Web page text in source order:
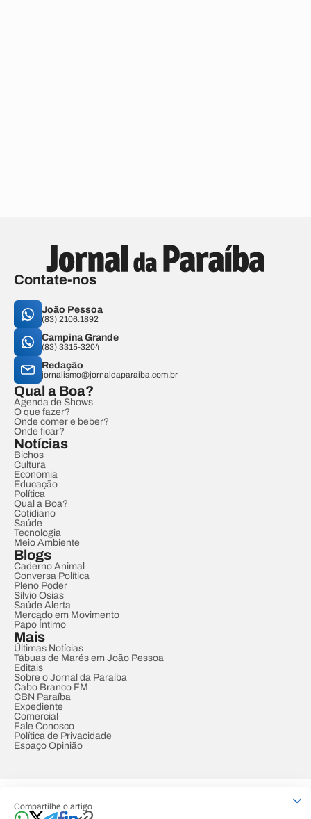
Compartilhe o artigo
Contate-nos
João Pessoa
(83) 2106.1892
Campina Grande
(83) 3315-3204
Redação
jornalismo@jornaldaparaiba.com.br
Qual a Boa?
Agenda de Shows
O que fazer?
Onde comer e beber?
Onde ficar?
Notícias
Bichos
Cultura
Economia
Educação
Política
Qual a Boa?
Cotidiano
Saúde
Tecnologia
Meio Ambiente
Blogs
Caderno Animal
Conversa Política
Pleno Poder
Sílvio Osias
Saúde Alerta
Mercado em Movimento
Papo Íntimo
Mais
Últimas Notícias
Tábuas de Marés em João Pessoa
Editais
Sobre o Jornal da Paraíba
Cabo Branco FM
CBN Paraíba
Expediente
Comercial
Fale Conosco
Política de Privacidade
Espaço Opinião